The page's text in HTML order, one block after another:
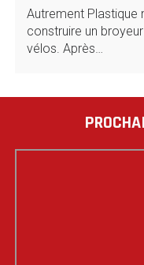
Autrement Plastique
construire un
vélos. Après…